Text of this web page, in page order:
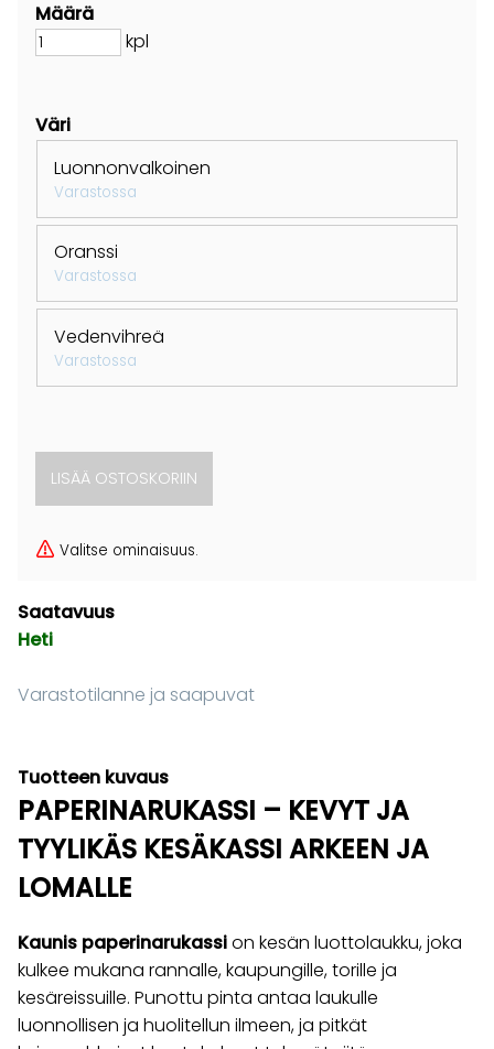
Määrä
kpl
Väri
Luonnonvalkoinen
Varastossa
Oranssi
Varastossa
Vedenvihreä
Varastossa
Valitse ominaisuus.
Saatavuus
Heti
Varastotilanne ja saapuvat
Tuotteen kuvaus
PAPERINARUKASSI – KEVYT JA
TYYLIKÄS KESÄKASSI ARKEEN JA
LOMALLE
Kaunis paperinarukassion kesän luottolaukku, joka
kulkee mukana rannalle, kaupungille, torille ja
kesäreissuille. Punottu pinta antaa laukulle
luonnollisen ja huolitellun ilmeen, ja pitkät